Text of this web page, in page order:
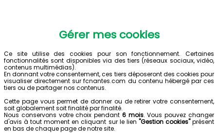
Gérer mes cookies
Ce site utilise des cookies pour son fonctionnement. Certaines
fonctionnalités sont disponibles via des tiers (réseaux sociaux, vidéo,
contenus multimédias).
En donnant votre consentement, ces tiers déposeront des cookies pour
visualiser directement sur fcnantes.com du contenu hébergé par ces
tiers ou de partager nos contenus.
Cette page vous permet de donner ou de retirer votre consentement,
soit globalement soit finalité par finalité.
Nous conservons votre choix pendant 6 mois. Vous pouvez changer
d'avis à tout moment en cliquant sur le lien "Gestion cookies"présent
en bas de chaque page de notre site.